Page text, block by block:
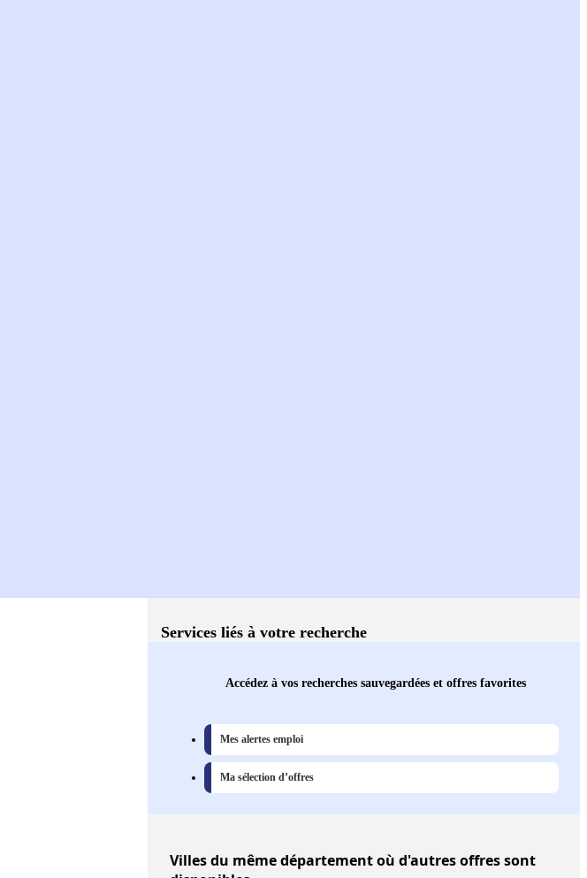
Services liés à votre recherche
Accédez à vos recherches sauvegardées et offres favorites
Mes alertes emploi
Ma sélection d’offres
Villesdu même département où d'autres offres sont